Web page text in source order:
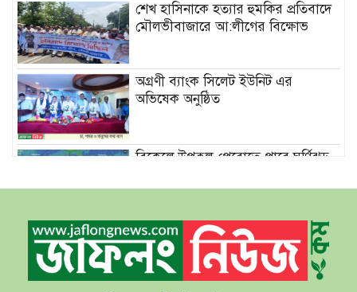
শেখ হাসিনাকে হত্যার হুমকির প্রতিবাদে
মৌলভীবাজারে আ:লীগের বিক্ষোভ
অগ্রণী ব্যাংক সিলেট ইউনিট এর
অভিষেক অনুষ্ঠিত
বিকেলে উপকূল পেরোতে পারে ঘূর্ণিঝড়
সেন্টমার্টিনের সব হোটেল-মোটেল-
রিসোর্টকে আশ্রয়কেন্দ্র ঘোষণা